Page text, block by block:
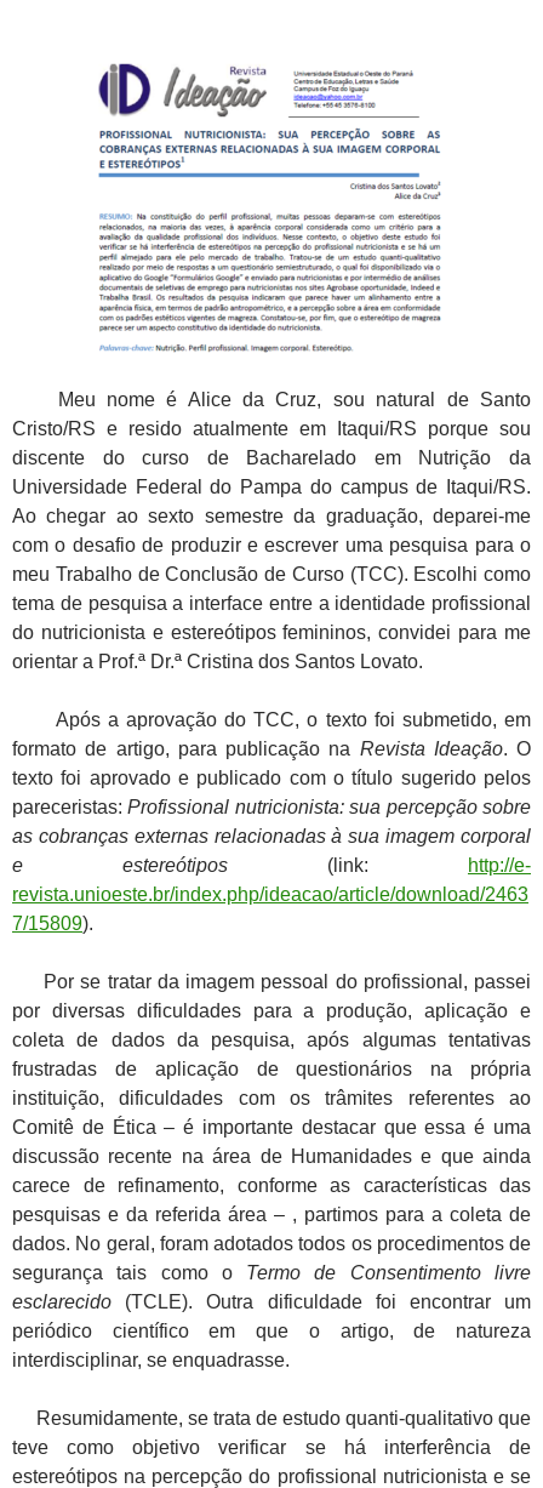
Meu nome é Alice da Cruz, sou natural de Santo
Cristo/RS e resido atualmente em Itaqui/RS porque sou
discente do curso de Bacharelado em Nutrição da
Universidade Federal do Pampa do campus de Itaqui/RS.
Ao chegar ao sexto semestre da graduação, deparei-me
com o desafio de produzir e escrever uma pesquisa para o
meu Trabalho de Conclusão de Curso (TCC). Escolhi como
tema de pesquisa a interface entre a identidade profissional
do nutricionista e estereótipos femininos, convidei para me
orientar a Prof.ª Dr.ª Cristina dos Santos Lovato.
Após a aprovação do TCC, o texto foi submetido, em
formato de artigo, para publicação na Revista Ideação. O
texto foi aprovado e publicado com o título sugerido pelos
pareceristas:Profissional nutricionista: sua percepção sobre
as cobranças externas relacionadas à sua imagem corporal
e estereótipos (link:
http://e-
revista.unioeste.br/index.php/ideacao/article/download/2463
7/15809).
Por se tratar da imagem pessoal do profissional, passei
por diversas dificuldades para a produção, aplicação e
coleta de dados da pesquisa, após algumas tentativas
frustradas de aplicação de questionários na própria
instituição, dificuldades com os trâmites referentes ao
Comitê de Ética – é importante destacar que essa é uma
discussão recente na área de Humanidades e que ainda
carece de refinamento, conforme as características das
pesquisas e da referida área – , partimos para a coleta de
dados. No geral, foram adotados todos os procedimentos de
segurança tais como o Termo de Consentimento livre
esclarecido (TCLE). Outra dificuldade foi encontrar um
periódico científico em que o artigo, de natureza
interdisciplinar, se enquadrasse.
Resumidamente, se trata de estudo quanti-qualitativo que
teve como objetivo verificar se há interferência de
estereótipos na percepção do profissional nutricionista e se